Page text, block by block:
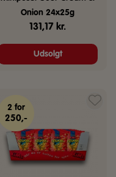
Onion 24x25g
131,17 kr.
Udsolgt
2 for
250,-